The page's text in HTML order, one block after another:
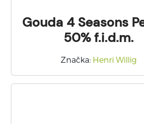
Gouda 4 Seasons
50% f.i.d.m.
Značka: Henri Willig